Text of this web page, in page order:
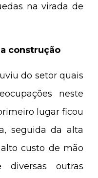
na virada de
construção
do setor quais
neste
lugar ficou
seguida da alta
custo de mão
outras